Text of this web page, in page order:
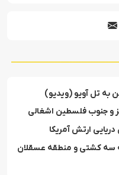
به تل آویو (ویدیو)
و جنوب فلسطین اشغالی
ارتش آمریکا
سه کشتی و منطقه عسقلان